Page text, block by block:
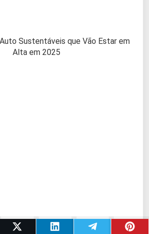
Sustentáveis que Vão Estar em
Alta em 2025